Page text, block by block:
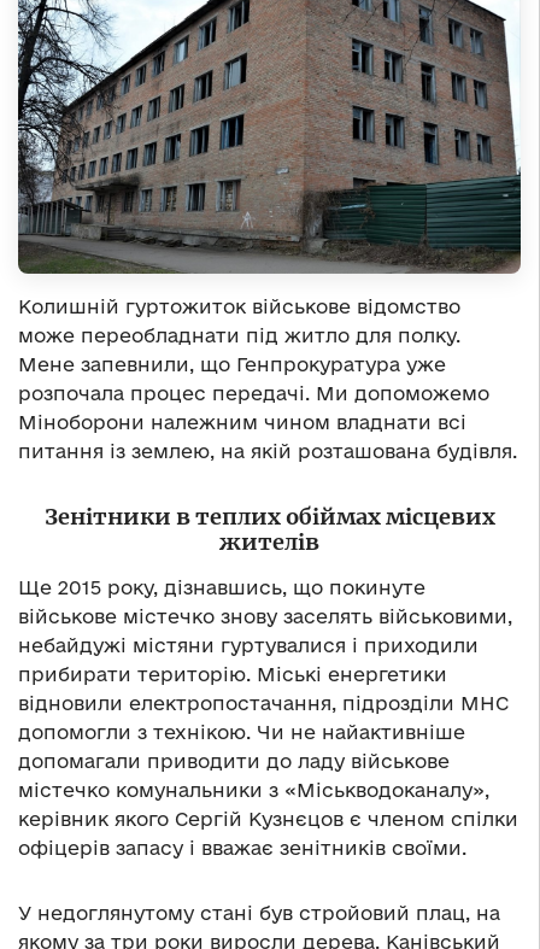
Колишній гуртожиток військове відомство
може переобладнати під житло для полку.
Мене запевнили, що Генпрокуратура уже
розпочала процес передачі. Ми допоможемо
Міноборони належним чином владнати всі
питання із землею, на якій розташована будівля.
Зенітники в теплих обіймах місцевих
жителів
Ще 2015 року, дізнавшись, що покинуте
військове містечко знову заселять військовими,
небайдужі містяни гуртувалися і приходили
прибирати територію. Міські енергетики
відновили електропостачання, підрозділи МНС
допомогли з технікою. Чи не найактивніше
допомагали приводити до ладу військове
містечко комунальники з «Міськводоканалу»,
керівник якого Сергій Кузнєцов є членом спілки
офіцерів запасу і вважає зенітників своїми.
У недоглянутому стані був стройовий плац, на
якому за три роки виросли дерева. Канівський